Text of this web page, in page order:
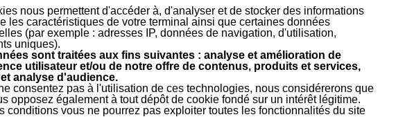
Entretien, Outillage, Ramonage» Traitement & Analyse de l'eau
nous permettent d'accéder à, d'analyser et de stocker des informations
les caractéristiques de votre terminal ainsi que certaines données
(par exemple : adresses IP, données de navigation, d'utilisation,
uniques).
sont traitées aux fins suivantes : analyse et amélioration de
utilisateur et/ou de notre offre de contenus, produits et services,
analyse d'audience.
consentez pas à l'utilisation de ces technologies, nous considérerons que
opposez également à tout dépôt de cookie fondé sur un intérêt légitime.
conditions vous ne pourrez pas exploiter toutes les fonctionnalités du site